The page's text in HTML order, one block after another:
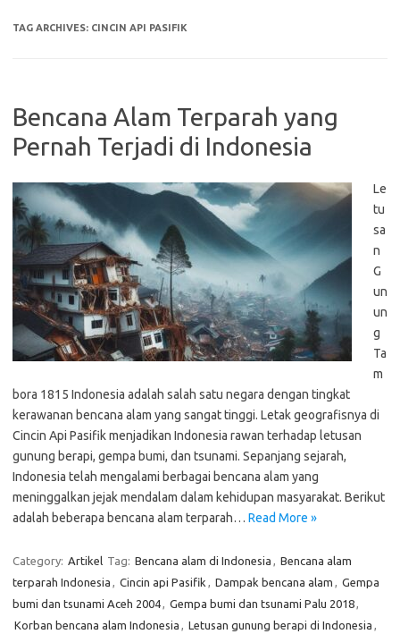
TAG ARCHIVES: CINCIN API PASIFIK
Bencana Alam Terparah yang
Pernah Terjadi di Indonesia
Le
tu
sa
n
G
un
un
g
Ta
m
bora 1815 Indonesia adalah salah satu negara dengan tingkat
kerawanan bencana alam yang sangat tinggi. Letak geografisnya di
Cincin Api Pasifik menjadikan Indonesia rawan terhadap letusan
gunung berapi, gempa bumi, dan tsunami. Sepanjang sejarah,
Indonesia telah mengalami berbagai bencana alam yang
meninggalkan jejak mendalam dalam kehidupan masyarakat. Berikut
adalah beberapa bencana alam terparah… Read More »
Category: Artikel Tag: Bencana alam di Indonesia , Bencana alam
terparah Indonesia , Cincin api Pasifik , Dampak bencana alam , Gempa
bumi dan tsunami Aceh 2004, Gempa bumi dan tsunami Palu 2018,
Korban bencana alam Indonesia , Letusan gunung berapi di Indonesia ,